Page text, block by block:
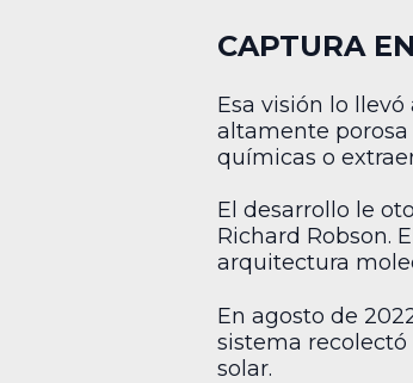
CAPTURA
Esa visión lo
altamente porosa
químicas o
El desarrollo le
Richard Robson.
arquitectura
En agosto de
sistema recolectó
solar.